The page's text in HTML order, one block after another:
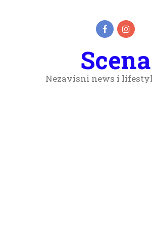
Scena
Nezavisni news i